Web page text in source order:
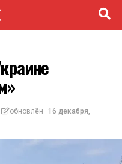
обновлён
16 декабря,